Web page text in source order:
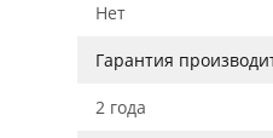
Нет
Гарантия
2 года